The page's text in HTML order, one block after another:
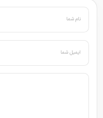
نام شما
ایمیل شما